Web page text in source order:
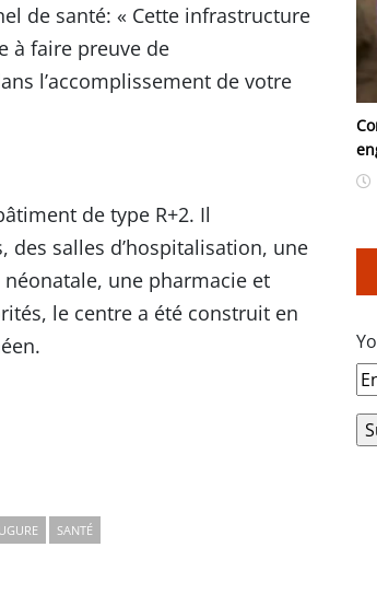
de santé: « Cette infrastructure
à faire preuve de
l’accomplissement de votre
de type R+2. Il
salles d’hospitalisation, une
une pharmacie et
le centre a été construit en
SANTÉ